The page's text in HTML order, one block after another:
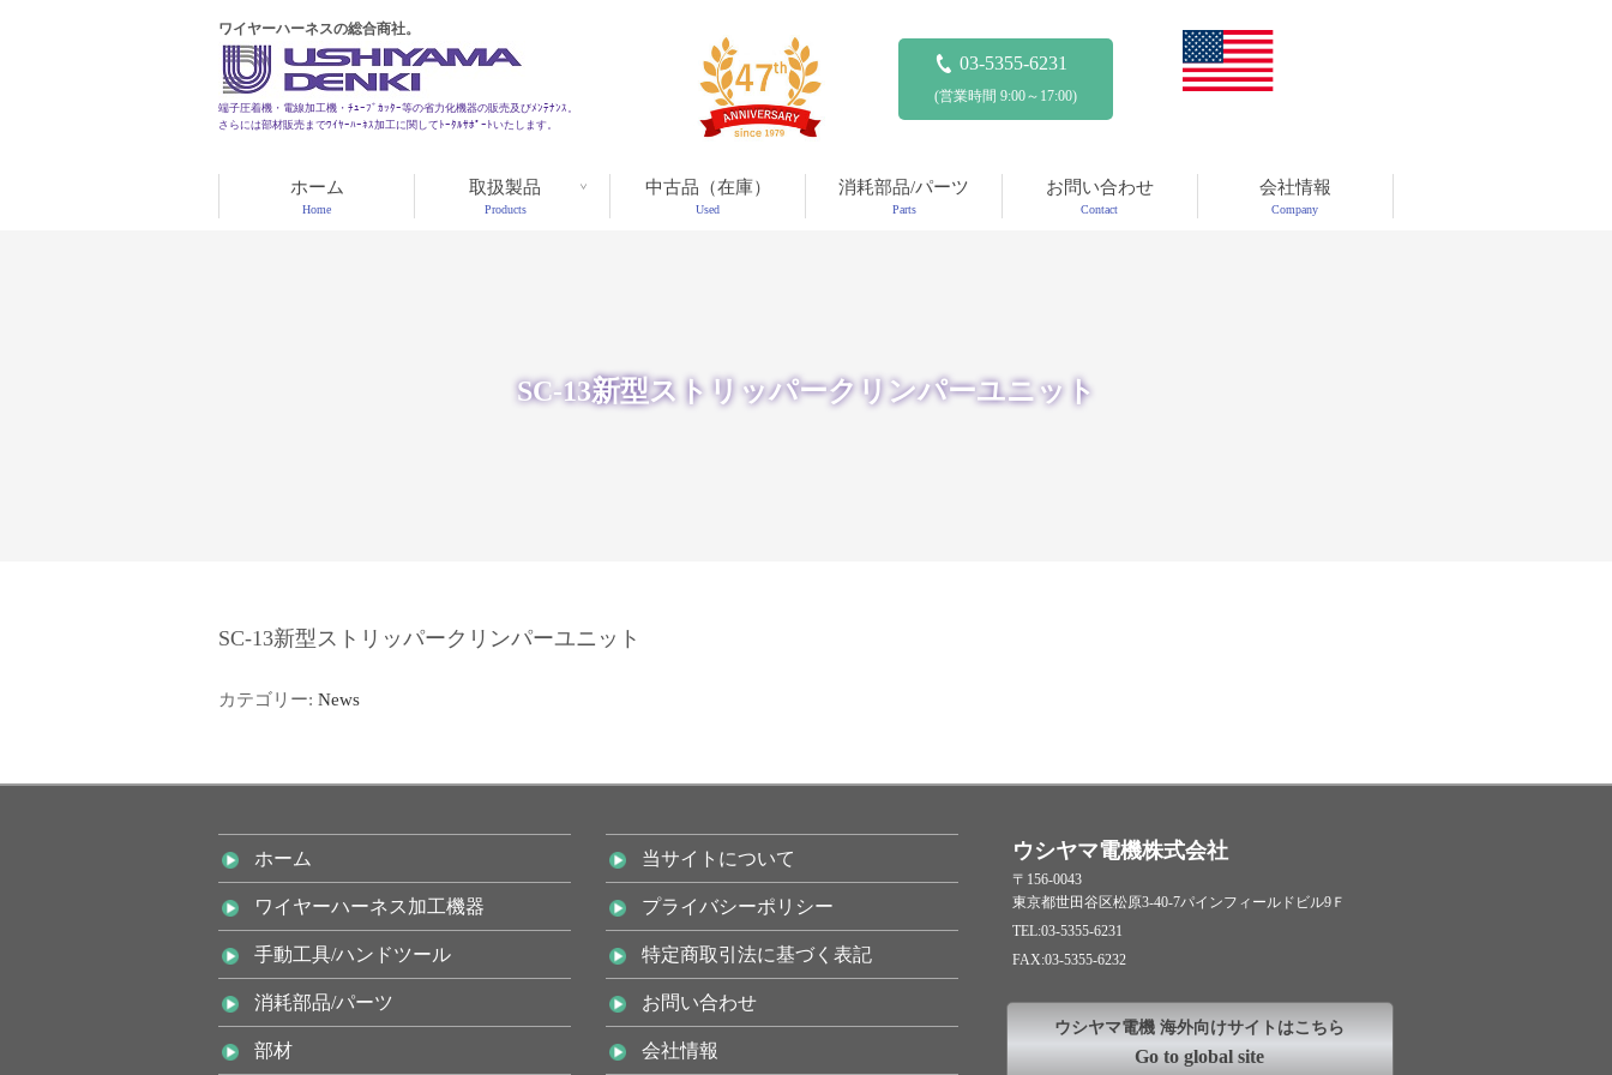
ワイヤーハーネスの総合商社。
端子圧着機・電線加工機・ﾁｭｰﾌﾞｶｯﾀｰ等の省力化機器の販売及びﾒﾝﾃﾅﾝｽ。
さらには部材販売までﾜｲﾔｰﾊｰﾈｽ加工に関してﾄｰﾀﾙｻﾎﾟｰﾄいたします。
03-5355-6231
(営業時間 9:00～17:00)
ホーム
Home
取扱製品
Products
中古品（在庫）
Used
消耗部品/パーツ
Parts
お問い合わせ
Contact
会社情報
Company
SC-13新型ストリッパークリンパーユニット
SC-13新型ストリッパークリンパーユニット
カテゴリー: News
ホーム
ワイヤーハーネス加工機器
手動工具/ハンドツール
消耗部品/パーツ
部材
当サイトについて
プライバシーポリシー
特定商取引法に基づく表記
お問い合わせ
会社情報
ウシヤマ電機株式会社
〒156-0043
東京都世田谷区松原3-40-7パインフィールドビル9Ｆ
TEL:03-5355-6231
FAX:03-5355-6232
ウシヤマ電機 海外向けサイトはこちら
Go to global site